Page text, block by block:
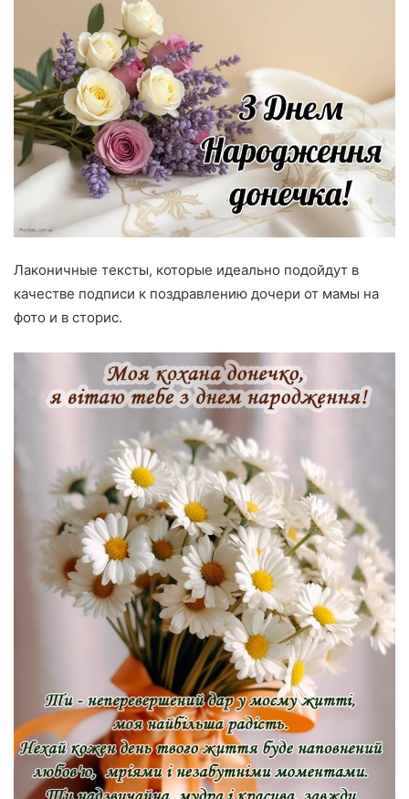
Лаконичные тексты, которые идеально подойдут в
качестве подписи к поздравлению дочери от мамы на
фото и в сторис.